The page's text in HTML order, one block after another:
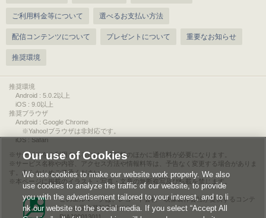
ご利用料金等について 選べるお支払い方法
配信コンテンツについて プレゼントについて 重要なお知らせ
推奨環境
推奨環境
Android : 5.0.2以上
iOS : 9.0以上
推奨ブラウザ
Android : Google Chrome
※Yahoo!ブラウザは非対応です。
iOS : Safari
サービスをご利用されるには、情報料のほかに通信料が必要になります。
サービス名称や内容、アクセス方法や情報料等は、予告なく変更する場合がありま
す。あらかじめご了承ください。
本ページに掲載のイラスト・写真・文章の無断複写及び転載を禁じます。
このエルマークは、レコード会社・映像製作会社が提供するコンテ
ンツを示す登録商標です。
Our use of Cookies
We use cookies to make our website work properly. We also
use cookies to analyze the traffic of our website, to provide
you with the advertisement tailored to your interest, and to li
nk our website to the social media. If you select “Accept All